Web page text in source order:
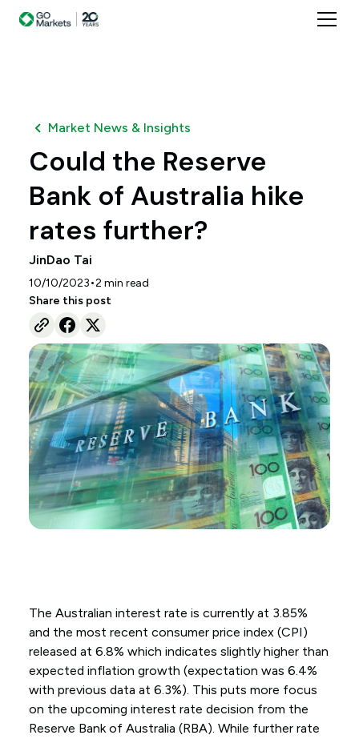
Market News & Insights
Could the Reserve
Bank of Australia hike
rates further?
JinDao Tai
10/10/2023•2 min read
Share this post
The Australian interest rate is currently at 3.85%
and the most recent consumer price index (CPI)
released at 6.8% which indicates slightly higher than
expected inflation growth (expectation was 6.4%
with previous data at 6.3%). This puts more focus
on the upcoming interest rate decision from the
Reserve Bank of Australia (RBA). While further rate